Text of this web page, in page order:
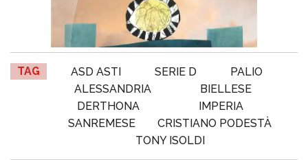
TAG ASD ASTI SERIE D
PALIO
ALESSANDRIA
BIELLESE
DERTHONA
IMPERIA
SANREMESE
CRISTIANO PODESTÀ
TONY ISOLDI